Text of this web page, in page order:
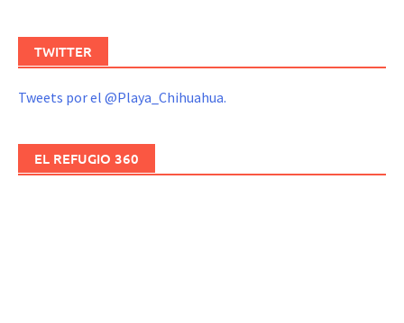
TWITTER
Tweets por el @Playa_Chihuahua.
EL REFUGIO 360